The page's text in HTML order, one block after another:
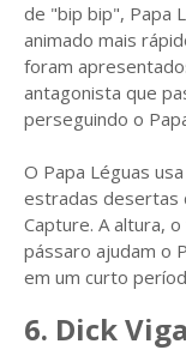
de "bip bip", Papa
animado mais
foram
antagonista que
perseguindo o
O Papa Léguas
estradas desertas
Capture. A altura,
pássaro ajudam o
em um curto
6. Dick